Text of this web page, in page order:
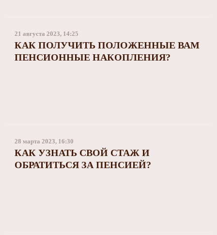
21 августа 2023, 14:25
КАК ПОЛУЧИТЬ ПОЛОЖЕННЫЕ ВАМ
ПЕНСИОННЫЕ НАКОПЛЕНИЯ?
28 марта 2023, 16:30
КАК УЗНАТЬ СВОЙ СТАЖ И
ОБРАТИТЬСЯ ЗА ПЕНСИЕЙ?